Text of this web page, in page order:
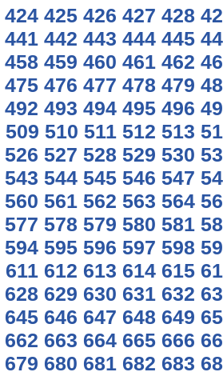
424 425 426 427 428
441 442 443 444 445
458 459 460 461 462
475 476 477 478 479
492 493 494 495 496
509 510 511 512 513
526 527 528 529 530
543 544 545 546 547
560 561 562 563 564
577 578 579 580 581
594 595 596 597 598
611 612 613 614 615
628 629 630 631 632
645 646 647 648 649
662 663 664 665 666
679 680 681 682 683